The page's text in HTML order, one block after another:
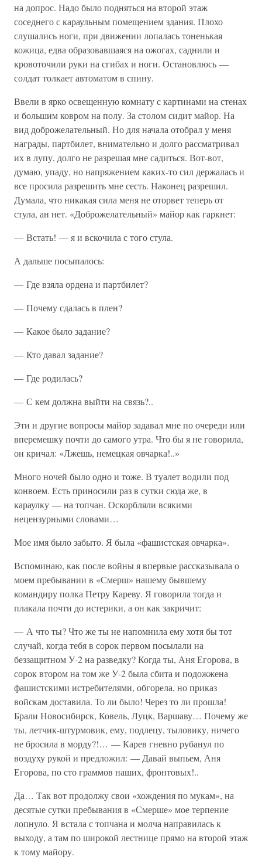
на допрос. Надо было подняться на второй этаж
соседнего с караульным помещением здания. Плохо
слушались ноги, при движении лопалась тоненькая
кожица, едва образовавшаяся на ожогах, саднили и
кровоточили руки на сгибах и ноги. Остановлюсь —
солдат толкает автоматом в спину.
Ввели в ярко освещенную комнату с картинами на стенах
и большим ковром на полу. За столом сидит майор. На
вид доброжелательный. Но для начала отобрал у меня
награды, партбилет, внимательно и долго рассматривал
их в лупу, долго не разрешая мне садиться. Вот-вот,
думаю, упаду, но напряжением каких-то сил держалась и
все просила разрешить мне сесть. Наконец разрешил.
Думала, что никакая сила меня не оторвет теперь от
стула, ан нет. «Доброжелательный» майор как гаркнет:
— Встать! — я и вскочила с того стула.
А дальше посыпалось:
— Где взяла ордена и партбилет?
— Почему сдалась в плен?
— Какое было задание?
— Кто давал задание?
— Где родилась?
— С кем должна выйти на связь?..
Эти и другие вопросы майор задавал мне по очереди или
вперемешку почти до самого утра. Что бы я не говорила,
он кричал: «Лжешь, немецкая овчарка!..»
Много ночей было одно и тоже. В туалет водили под
конвоем. Есть приносили раз в сутки сюда же, в
караулку — на топчан. Оскорбляли всякими
нецензурными словами…
Мое имя было забыто. Я была «фашистская овчарка».
Вспоминаю, как после войны я впервые рассказывала о
моем пребывании в «Смерш» нашему бывшему
командиру полка Петру Кареву. Я говорила тогда и
плакала почти до истерики, а он как закричит:
— А что ты? Что же ты не напомнила ему хотя бы тот
случай, когда тебя в сорок первом посылали на
беззащитном У-2 на разведку? Когда ты, Аня Егорова, в
сорок втором на том же У-2 была сбита и подожжена
фашистскими истребителями, обгорела, но приказ
войскам доставила. То ли было! Через то ли прошла!
Брали Новосибирск, Ковель, Луцк, Варшаву… Почему же
ты, летчик-штурмовик, ему, подлецу, тыловику, ничего
не бросила в морду?!… — Карев гневно рубанул по
воздуху рукой и предложил: — Давай выпьем, Аня
Егорова, по сто граммов наших, фронтовых!..
Да… Так вот продолжу свои «хождения по мукам», на
десятые сутки пребывания в «Смерше» мое терпение
лопнуло. Я встала с топчана и молча направилась к
выходу, а там по широкой лестнице прямо на второй этаж
к тому майору.